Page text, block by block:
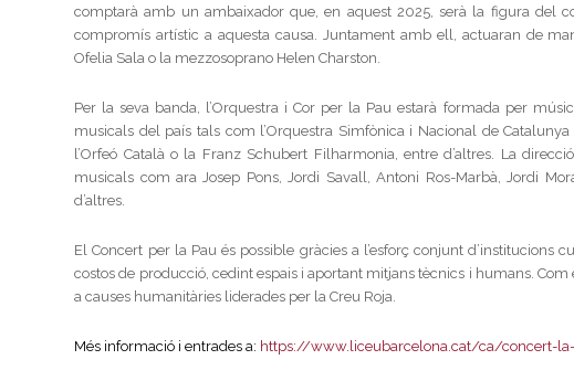
comptarà amb un ambaixador que, en aquest 2025, serà la figura del
compromís artístic a aquesta causa. Juntament amb ell, actuaran de
Ofelia Sala o la mezzosoprano Helen Charston.
Per la seva banda, l’Orquestra i Cor per la Pau estarà formada per
musicals del país tals com l’Orquestra Simfònica i Nacional de
l’Orfeó Català o la Franz Schubert Filharmonia, entre d’altres. La
musicals com ara Josep Pons, Jordi Savall, Antoni Ros-Marbà, Jordi
d’altres.
El Concert per la Pau és possible gràcies a l’esforç conjunt d’institucions
costos de producció, cedint espais i aportant mitjans tècnics i humans.
a causes humanitàries liderades per la Creu Roja.
Més informació i entrades a: https://www.liceubarcelona.cat/ca/concert-